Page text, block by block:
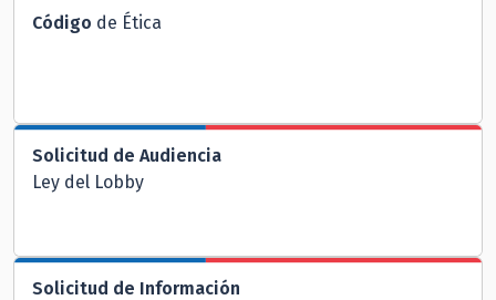
Código de Ética
Solicitud de Audiencia
Ley del Lobby
Solicitud de Información